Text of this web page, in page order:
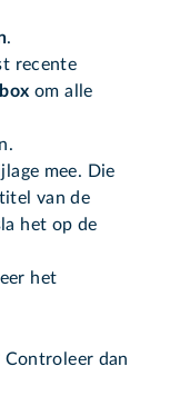
.
recente
om alle
mee. Die
van de
het op de
het
dan